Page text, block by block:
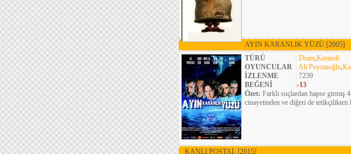
AYIN KARANLIK YÜZÜ [2005]
TÜRÜ
: Dram,Komedi
OYUNCULAR :Ali Poyrazoğlu,
İZLENME
: 7239
BEĞENİ
:-13
Özet: Farklı suçlardan hapse girmiş
cinayetinden ve diğeri de
KANLI POSTAL [2015]